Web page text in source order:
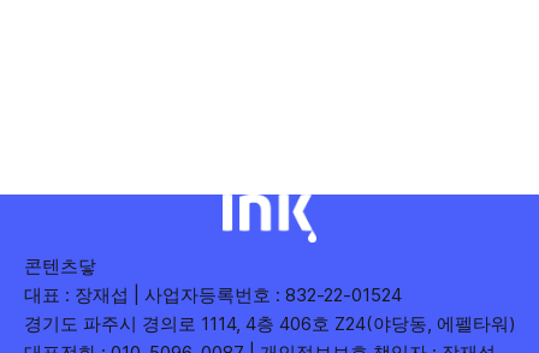
콘텐츠닿
대표 : 장재섭 | 사업자등록번호 : 832-22-01524
경기도 파주시 경의로 1114, 4층 406호 Z24(야당동, 에펠타워)